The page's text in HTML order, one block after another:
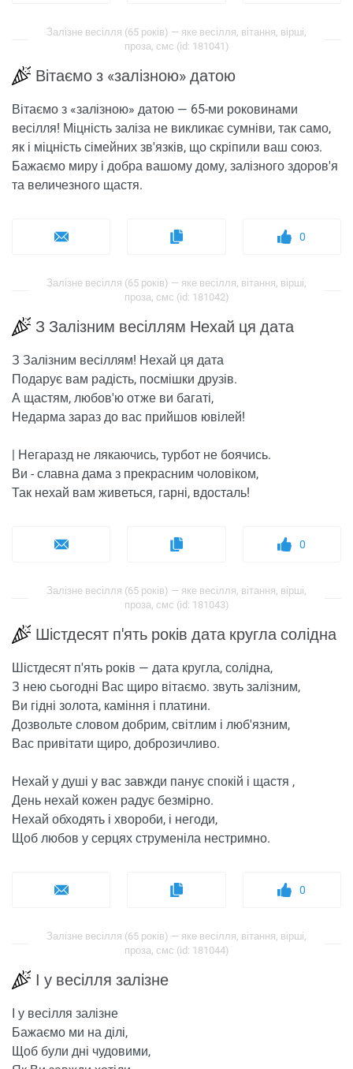
Залізне весілля (65 років) — яке весілля, вітання, вірші,
проза, смс (id: 181041)
Вітаємо з «залізною» датою
Вітаємо з «залізною» датою — 65-ми роковинами
весілля! Міцність заліза не викликає сумніви, так само,
як і міцність сімейних зв'язків, що скріпили ваш союз.
Бажаємо миру і добра вашому дому, залізного здоров'я
та величезного щастя.
0
Залізне весілля (65 років) — яке весілля, вітання, вірші,
проза, смс (id: 181042)
З Залізним весіллям Нехай ця дата
З Залізним весіллям! Нехай ця дата
Подарує вам радість, посмішки друзів.
А щастям, любов'ю отже ви багаті,
Недарма зараз до вас прийшов ювілей!
| Негаразд не лякаючись, турбот не боячись.
Ви - славна дама з прекрасним чоловіком,
Так нехай вам живеться, гарні, вдосталь!
0
Залізне весілля (65 років) — яке весілля, вітання, вірші,
проза, смс (id: 181043)
Шістдесят п'ять років дата кругла солідна
Шістдесят п'ять років — дата кругла, солідна,
З нею сьогодні Вас щиро вітаємо. звуть залізним,
Ви гідні золота, каміння і платини.
Дозвольте словом добрим, світлим і люб'язним,
Вас привітати щиро, доброзичливо.
Нехай у душі у вас завжди панує спокій і щастя ,
День нехай кожен радує безмірно.
Нехай обходять і хвороби, і негоди,
Щоб любов у серцях струменіла нестримно.
0
Залізне весілля (65 років) — яке весілля, вітання, вірші,
проза, смс (id: 181044)
І у весілля залізне
І у весілля залізне
Бажаємо ми на ділі,
Щоб були дні чудовими,